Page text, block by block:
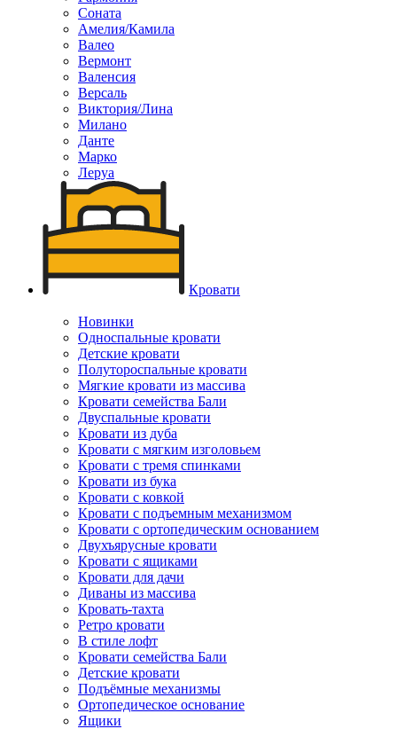
Соната
Амелия/Камила
Валео
Вермонт
Валенсия
Версаль
Виктория/Лина
Милано
Данте
Марко
Леруа
Кровати
Новинки
Односпальные кровати
Детские кровати
Полутороспальные кровати
Мягкие кровати из массива
Кровати семейства Бали
Двуспальные кровати
Кровати из дуба
Кровати с мягким изголовьем
Кровати с тремя спинками
Кровати из бука
Кровати с ковкой
Кровати с подъемным механизмом
Кровати с ортопедическим основанием
Двухъярусные кровати
Кровати с ящиками
Кровати для дачи
Диваны из массива
Кровать-тахта
Ретро кровати
В стиле лофт
Кровати семейства Бали
Детские кровати
Подъёмные механизмы
Ортопедическое основание
Ящики